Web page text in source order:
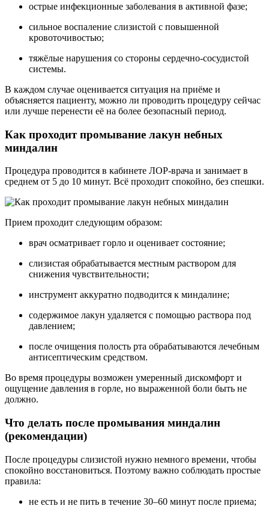
острые инфекционные заболевания в активной фазе;
сильное воспаление слизистой с повышенной
кровоточивостью;
тяжёлые нарушения со стороны сердечно-сосудистой
системы.
В каждом случае оценивается ситуация на приёме и
объясняется пациенту, можно ли проводить процедуру сейчас
или лучше перенести её на более безопасный период.
Как проходит промывание лакун небных
миндалин
Процедура проводится в кабинете ЛОР-врача и занимает в
среднем от 5 до 10 минут. Всё проходит спокойно, без спешки.
Прием проходит следующим образом:
врач осматривает горло и оценивает состояние;
слизистая обрабатывается местным раствором для
снижения чувствительности;
инструмент аккуратно подводится к миндалине;
содержимое лакун удаляется с помощью раствора под
давлением;
после очищения полость рта обрабатываются лечебным
антисептическим средством.
Во время процедуры возможен умеренный дискомфорт и
ощущение давления в горле, но выраженной боли быть не
должно.
Что делать после промывания миндалин
(рекомендации)
После процедуры слизистой нужно немного времени, чтобы
спокойно восстановиться. Поэтому важно соблюдать простые
правила:
не есть и не пить в течение 30–60 минут после приема;